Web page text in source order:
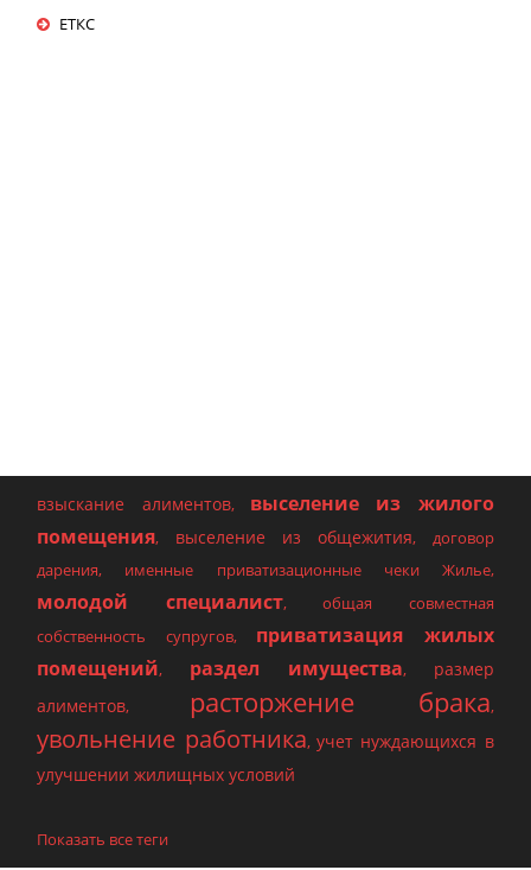
ЕТКС
взыскание алиментов, выселение из жилого
помещения, выселение из общежития, договор
дарения, именные приватизационные чеки Жилье,
молодой специалист,общая совместная
собственность супругов, приватизация жилых
помещений, раздел имущества, размер
алиментов, расторжение брака,
увольнение работника,учет нуждающихся в
улучшении жилищных условий
Показать все теги